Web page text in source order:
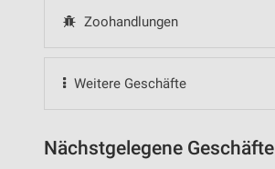
Zoohandlungen
Weitere Geschäfte
Nächstgelegene Geschäfte